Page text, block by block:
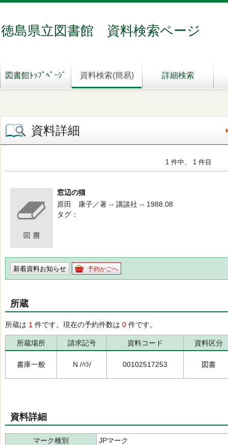
徳島県立図書館 資料検索ページ
図書館ﾄｯﾌﾟﾍﾟｰｼﾞ 資料検索(簡易) 詳細検索
資料詳細
1 件中、 1 件目
窓辺の猫
原田 康子／著 -- 講談社 -- 1988.08
タグ
新着資料お知らせ 予約かごへ
所蔵
所蔵は 1 件です。現在の予約件数は 0 件です。
所蔵場所 請求記号 資料コード 資料区分
書庫一般 N /ﾊﾗ/ 00102517253 図書
資料詳細
マーク種別
JPマーク